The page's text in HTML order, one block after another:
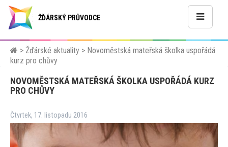
ŽĎÁRSKÝ PRŮVODCE
> Žďárské aktuality > Novoměstská mateřská školka uspořádá
kurz pro chůvy
NOVOMĚSTSKÁ MATEŘSKÁ ŠKOLKA USPOŘÁDÁ KURZ
PRO CHŮVY
Čtvrtek, 17. listopadu 2016